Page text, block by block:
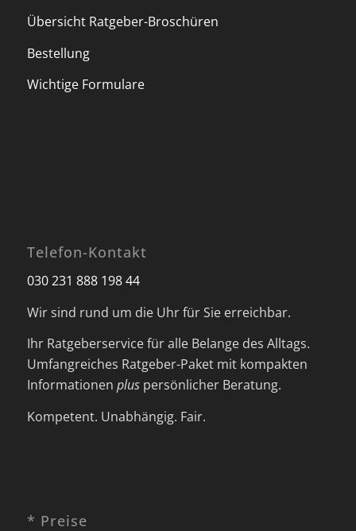
Übersicht Ratgeber-Broschüren
Bestellung
Wichtige Formulare
Telefon-Kontakt
030 231 888 198 44
Wir sind rund um die Uhr für Sie erreichbar.
Ihr Ratgeberservice für alle Belange des Alltags.
Umfangreiches Ratgeber-Paket mit kompakten
Informationen pluspersönlicher Beratung.
Kompetent. Unabhängig. Fair.
* Preise